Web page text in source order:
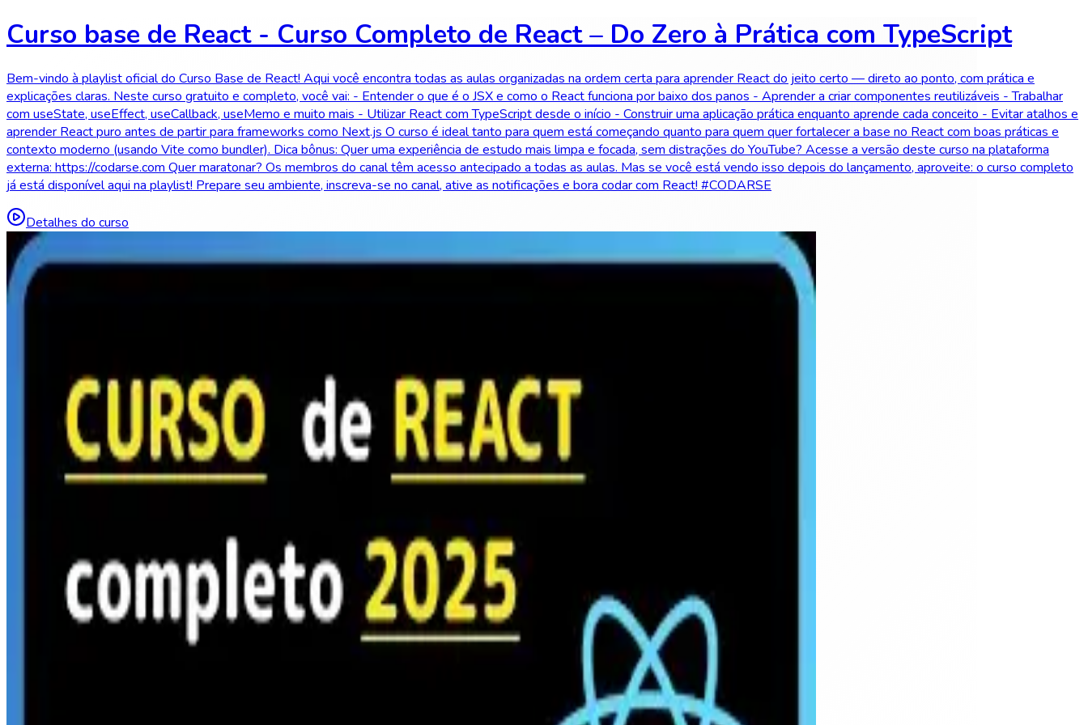
Curso base de React - Curso Completo de React – Do Zero à Prática com TypeScript
Bem-vindo à playlist oficial do Curso Base de React! Aqui você encontra todas as aulas organizadas na ordem certa para aprender React do jeito certo — direto ao ponto, com prática e
explicações claras. Neste curso gratuito e completo, você vai: - Entender o que é o JSX e como o React funciona por baixo dos panos - Aprender a criar componentes reutilizáveis - Trabalhar
com useState, useEffect, useCallback, useMemo e muito mais - Utilizar React com TypeScript desde o início - Construir uma aplicação prática enquanto aprende cada conceito - Evitar atalhos e
aprender React puro antes de partir para frameworks como Next.js O curso é ideal tanto para quem está começando quanto para quem quer fortalecer a base no React com boas práticas e
contexto moderno (usando Vite como bundler). Dica bônus: Quer uma experiência de estudo mais limpa e focada, sem distrações do YouTube? Acesse a versão deste curso na plataforma
externa: https://codarse.com Quer maratonar? Os membros do canal têm acesso antecipado a todas as aulas. Mas se você está vendo isso depois do lançamento, aproveite: o curso completo
já está disponível aqui na playlist! Prepare seu ambiente, inscreva-se no canal, ative as notificações e bora codar com React! #CODARSE
Detalhes do curso